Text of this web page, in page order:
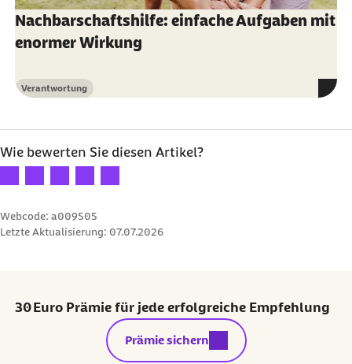
Nachbarschaftshilfe: einfache Aufgaben mit
enormer Wirkung
Kategorie
Verantwortung
Wie bewerten Sie diesen Artikel?
Ihre Bewertung: 1 Stern
Ihre Bewertung: 2 Sterne
Ihre Bewertung: 3 Sterne
Ihre Bewertung: 4 Sterne
Ihre Bewertung: 5 Sterne
Webcode: a009505
Letzte Aktualisierung: 07.07.2026
30 Euro Prämie für jede erfolgreiche Empfehlung
externer Link:
Prämie sichern